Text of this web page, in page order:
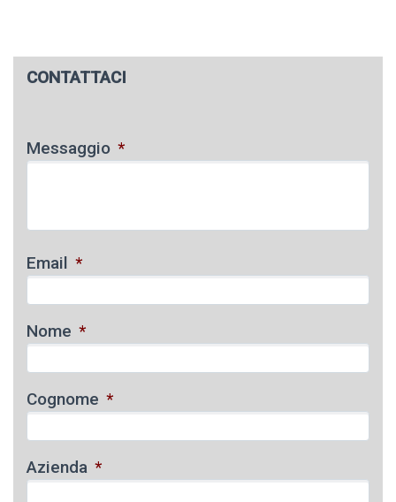
CONTATTACI
Messaggio *
Email *
Nome *
Cognome *
Azienda *